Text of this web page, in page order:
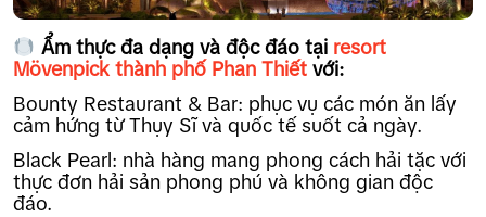
Ẩm thực đa dạng và độc đáo tại resort
Mövenpick thành phố Phan Thiết với:
Bounty Restaurant & Bar: phục vụ các món ăn lấy
cảm hứng từ Thụy Sĩ và quốc tế suốt cả ngày.
Black Pearl: nhà hàng mang phong cách hải tặc với
thực đơn hải sản phong phú và không gian độc
đáo.